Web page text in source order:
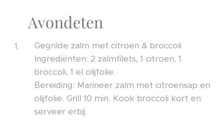
🍽️ Avondeten
Gegrilde zalm met citroen & broccoli
Ingrediënten: 2 zalmfilets, 1 citroen, 1
broccoli, 1 el olijfolie.
Bereiding: Marineer zalm met citroensap en
olijfolie. Grill 10 min. Kook broccoli kort en
serveer erbij.